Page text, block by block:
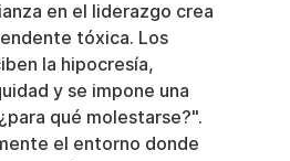
en el liderazgo crea
tóxica. Los
la hipocresía,
y se impone una
qué molestarse?".
el entorno donde